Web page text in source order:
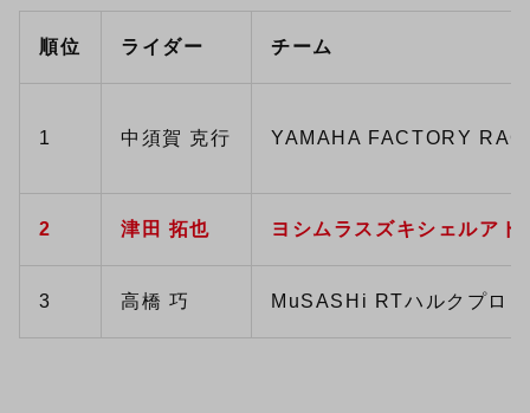
順位 ライダー チーム
1 中須賀 克行 YAMAHA FACTORY
2 津田 拓也 ヨシムラスズキシェルアド
3 高橋 巧 MuSASHi RTハルクプロ